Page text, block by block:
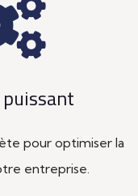
pour optimiser la
entreprise.